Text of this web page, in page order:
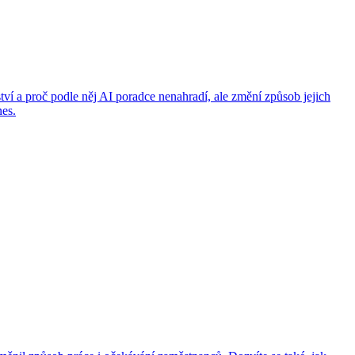
a proč podle něj AI poradce nenahradí, ale změní způsob jejich